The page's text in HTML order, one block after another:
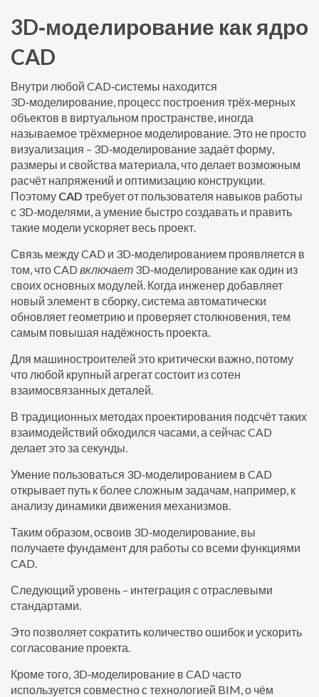
3D‑моделирование как ядро
CAD
Внутри любой CAD‑системы находится
3D‑моделирование, процесс построения трёх‑мерных
объектов в виртуальном пространстве, иногда
называемоетрёхмерное моделирование. Это не просто
визуализация – 3D‑моделирование задаёт форму,
размеры и свойства материала, что делает возможным
расчёт напряжений и оптимизацию конструкции.
Поэтому CAD требует от пользователя навыков работы
с 3D‑моделями, а умение быстро создавать и править
такие модели ускоряет весь проект.
Связь между CAD и 3D‑моделированием проявляется в
том, что CAD включает 3D‑моделирование как один из
своих основных модулей. Когда инженер добавляет
новый элемент в сборку, система автоматически
обновляет геометрию и проверяет столкновения, тем
самым повышая надёжность проекта.
Для машиностроителей это критически важно, потому
что любой крупный агрегат состоит из сотен
взаимосвязанных деталей.
В традиционных методах проектирования подсчёт таких
взаимодействий обходился часами, а сейчас CAD
делает это за секунды.
Умение пользоваться 3D‑моделированием в CAD
открывает путь к более сложным задачам, например, к
анализу динамики движения механизмов.
Таким образом, освоив 3D‑моделирование, вы
получаете фундамент для работы со всеми функциями
CAD.
Следующий уровень – интеграция с отраслевыми
стандартами.
Это позволяет сократить количество ошибок и ускорить
согласование проекта.
Кроме того, 3D‑моделирование в CAD часто
используется совместно с технологией BIM, о чём